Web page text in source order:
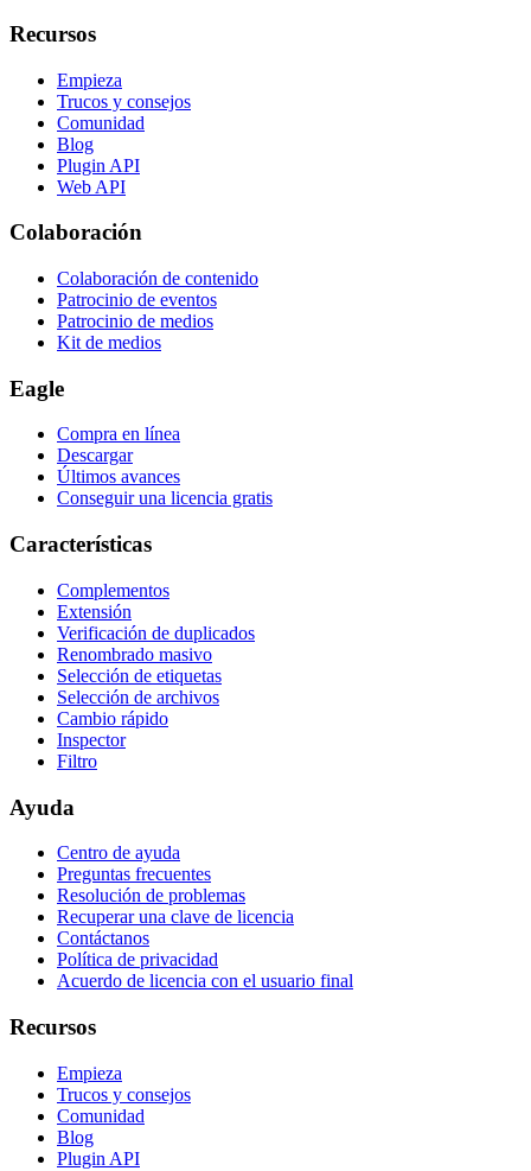
Recursos
Empieza
Trucos y consejos
Comunidad
Blog
Plugin API
Web API
Colaboración
Colaboración de contenido
Patrocinio de eventos
Patrocinio de medios
Kit de medios
Eagle
Compra en línea
Descargar
Últimos avances
Conseguir una licencia gratis
Características
Complementos
Extensión
Verificación de duplicados
Renombrado masivo
Selección de etiquetas
Selección de archivos
Cambio rápido
Inspector
Filtro
Ayuda
Centro de ayuda
Preguntas frecuentes
Resolución de problemas
Recuperar una clave de licencia
Contáctanos
Política de privacidad
Acuerdo de licencia con el usuario final
Recursos
Empieza
Trucos y consejos
Comunidad
Blog
Plugin API